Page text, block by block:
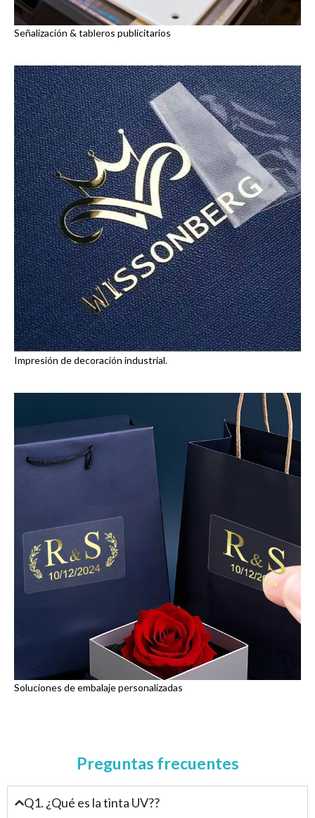
Señalización & tableros publicitarios
Impresión de decoración industrial.
Soluciones de embalaje personalizadas
Preguntas frecuentes
Q1. ¿Qué es la tinta UV??